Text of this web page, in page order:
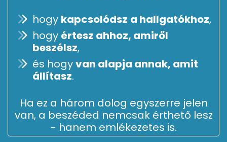
hogy kapcsolódsz a hallgatókhoz,
hogy értesz ahhoz, amiről
beszélsz,
és hogyvan alapja annak, amit
állítasz.
Ha ez a három dolog egyszerre jelen
van, a beszéded nemcsak érthető lesz
- hanem emlékezetes is.